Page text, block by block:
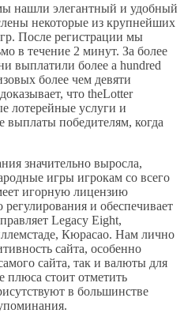
нашли элегантный и удобный
некоторые из крупнейших
После регистрации мы
в течение 2 минут. За более
выплатили более a hundred
более чем девяти
что theLotter
лотерейные услуги и
выплаты победителям, когда
значительно выросла,
игры игрокам со всего
игорную лицензию
и обеспечивает
Legacy Eight,
Кюрасао. Нам лично
сайта, особенно
сайта, так и валюты для
плюса стоит отметить
в большинстве